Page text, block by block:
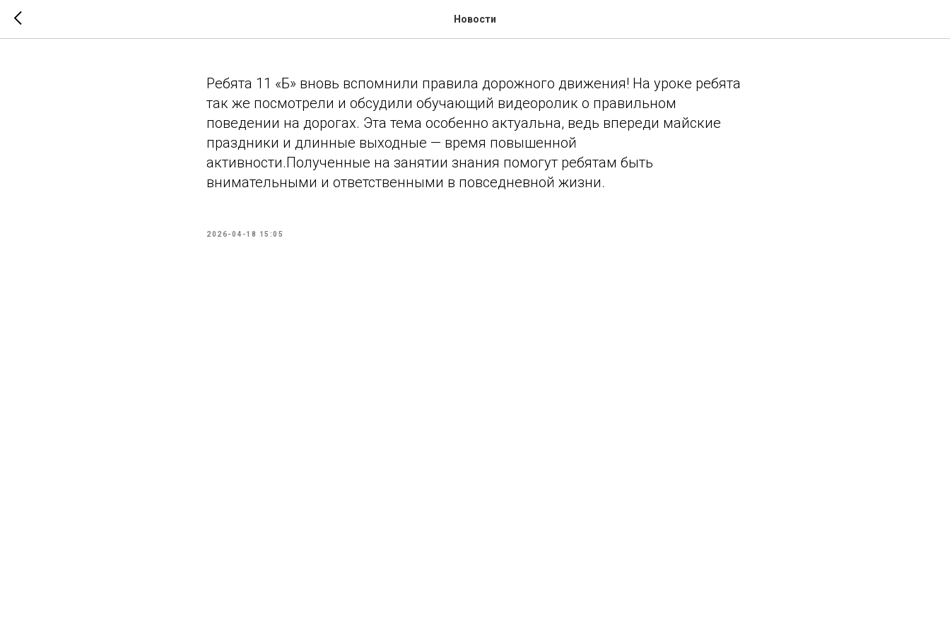
Новости
Правила дорожного движения
Ребята 11 «Б» вновь вспомнили правила дорожного движения! На уроке ребята
так же посмотрели и обсудили обучающий видеоролик о правильном
поведении на дорогах. Эта тема особенно актуальна, ведь впереди майские
праздники и длинные выходные — время повышенной
активности.Полученные на занятии знания помогут ребятам быть
внимательными и ответственными в повседневной жизни.
2026-04-18 15:05